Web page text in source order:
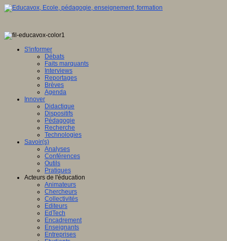
S'informer
Débats
Faits marquants
Interviews
Reportages
Brèves
Agenda
Innover
Didactique
Dispositifs
Pédagogie
Recherche
Technologies
Savoir(s)
Analyses
Conférences
Outils
Pratiques
Acteurs de l'éducation
Animateurs
Chercheurs
Collectivités
Editeurs
EdTech
Encadrement
Enseignants
Entreprises